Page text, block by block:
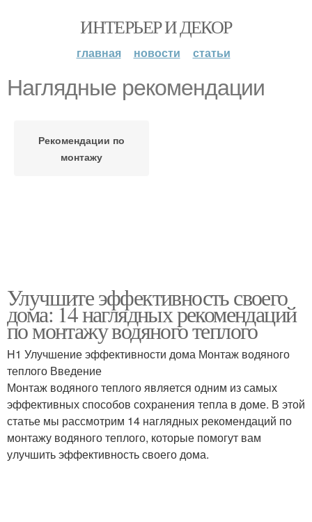
ИНТЕРЬЕР И ДЕКОР
главная новости статьи
Наглядные рекомендации
Рекомендации по
монтажу
Улучшите эффективность своего
дома: 14 наглядных рекомендаций
по монтажу водяного теплого
H1 Улучшение эффективности дома Монтаж водяного
теплого Введение
Монтаж водяного теплого является одним из самых
эффективных способов сохранения тепла в доме. В этой
статье мы рассмотрим 14 наглядных рекомендаций по
монтажу водяного теплого, которые помогут вам
улучшить эффективность своего дома.